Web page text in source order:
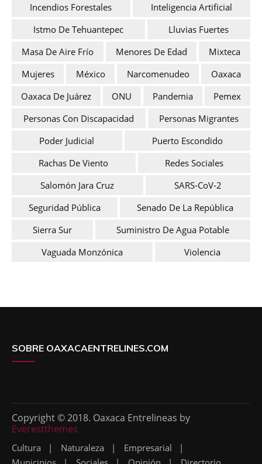
Incendios Forestales
Inteligencia Artificial
Istmo De Tehuantepec
Lluvias Fuertes
Masa De Aire Frío
Menores De Edad
Mixteca
Mujeres
México Narcomenudeo
Oaxaca
Oaxaca De Juárez
ONU Pandemia
Pemex
Personas Con Discapacidad
Personas Migrantes
Poder Judicial
Puerto Escondido
Rachas De Viento
Redes Sociales
Salomón Jara Cruz
SARS-CoV-2
Seguridad Pública
Senado De La República
Sierra Sur
Suministro De Agua Potable
Vaguada Monzónica
Violencia
SOBRE OAXACAENTRELINES.COM
Copyright © 2018. Oaxaca Entrelineas by
Everestthemes
Cultura Naturaleza
Empresarial